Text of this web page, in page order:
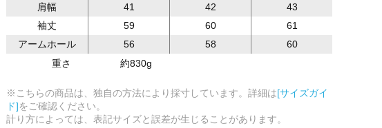
肩幅
41 42
43
袖丈
59 60
61
アームホール
56 58
60
重さ
約830g
※こちらの商品は、独自の方法により採寸しています。詳細は[サイズガイ
ド]をご確認ください。
計り方によっては、表記サイズと誤差が生じることがあります。